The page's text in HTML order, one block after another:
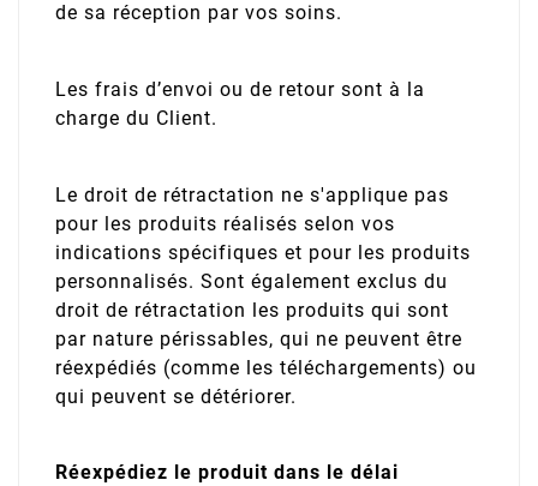
de sa réception par vos soins.
Les frais d’envoi ou de retour sont à la
charge du Client.
Le droit de rétractation ne s'applique pas
pour les produits réalisés selon vos
indications spécifiques et pour les produits
personnalisés. Sont également exclus du
droit de rétractation les produits qui sont
par nature périssables, qui ne peuvent être
réexpédiés (comme les téléchargements) ou
qui peuvent se détériorer.
Réexpédiez le produit dans le délai